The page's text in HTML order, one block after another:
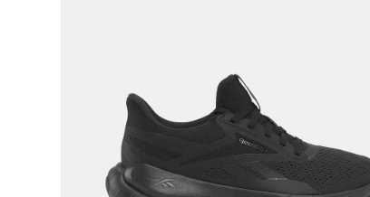
polerón
chaqueta
nano 4
8.
classic